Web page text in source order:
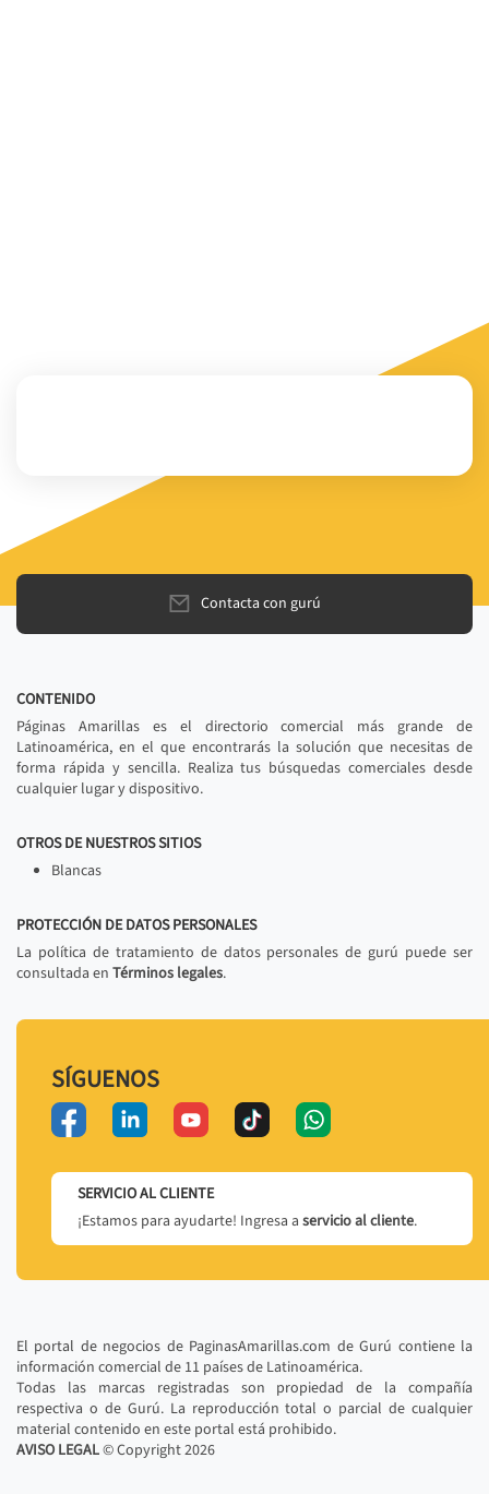
Contacta con gurú
CONTENIDO
Páginas Amarillas es el directorio comercial más grande de
Latinoamérica, en el que encontrarás la solución que necesitas de
forma rápida y sencilla. Realiza tus búsquedas comerciales desde
cualquier lugar y dispositivo.
OTROS DE NUESTROS SITIOS
Blancas
PROTECCIÓN DE DATOS PERSONALES
La política de tratamiento de datos personales de gurú puede ser
consultada en Términos legales.
SÍGUENOS
SERVICIO AL CLIENTE
¡Estamos para ayudarte! Ingresa a servicio al cliente.
El portal de negocios de PaginasAmarillas.com de Gurú contiene la
información comercial de 11 países de Latinoamérica.
Todas las marcas registradas son propiedad de la compañía
respectiva o de Gurú. La reproducción total o parcial de cualquier
material contenido en este portal está prohibido.
AVISO LEGAL© Copyright2026